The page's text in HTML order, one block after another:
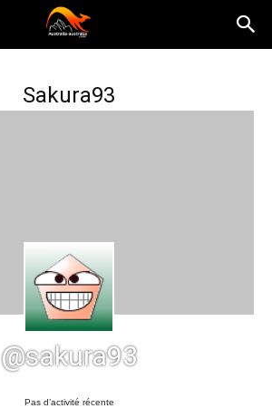
Sakura93
@sakura93
Pas d’activité récente